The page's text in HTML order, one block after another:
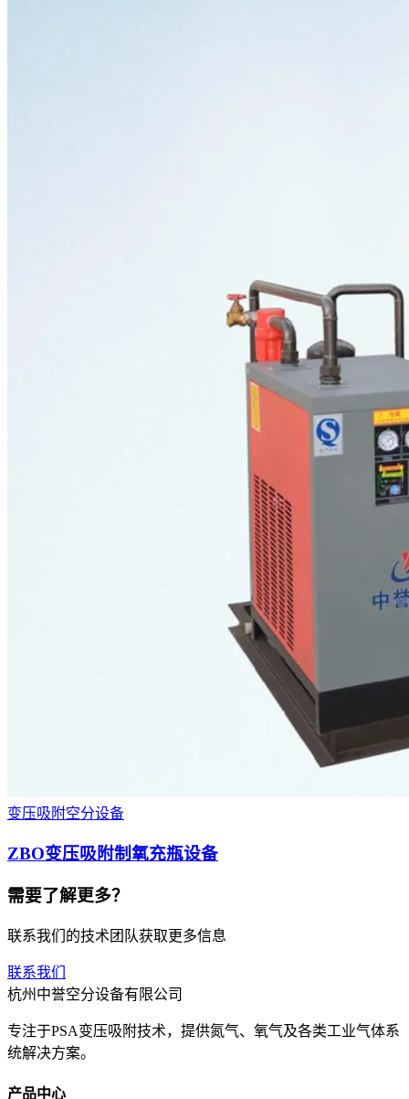
变压吸附空分设备
ZBO变压吸附制氧充瓶设备
需要了解更多？
联系我们的技术团队获取更多信息
联系我们
杭州中誉空分设备有限公司
专注于PSA变压吸附技术，提供氮气、氧气及各类工业气体系
统解决方案。
产品中心